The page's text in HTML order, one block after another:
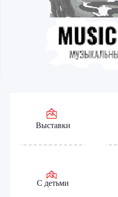
Выставки
С детьми